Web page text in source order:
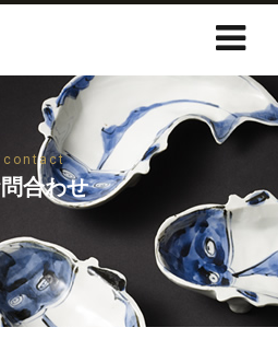
contact
合わせ